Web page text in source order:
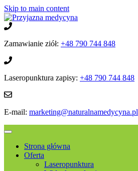
Skip to main content
Zamawianie ziół: +48 790 744 848
Laseropunktura zapisy: +48 790 744 848
E-mail: marketing@naturalnamedycyna.pl
Strona główna
Oferta
Laseropunktura